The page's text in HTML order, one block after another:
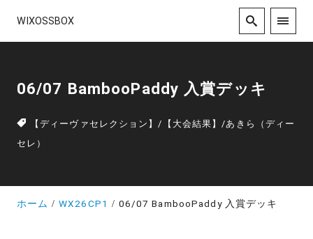
WIXOSSBOX
06/07 BambooPaddy 入賞デッキ
【ディーヴァセレクション】/ 【大会結果】/あきら（ディー
セレ）
ホーム WX26CP1 06/07 BambooPaddy 入賞デッキ